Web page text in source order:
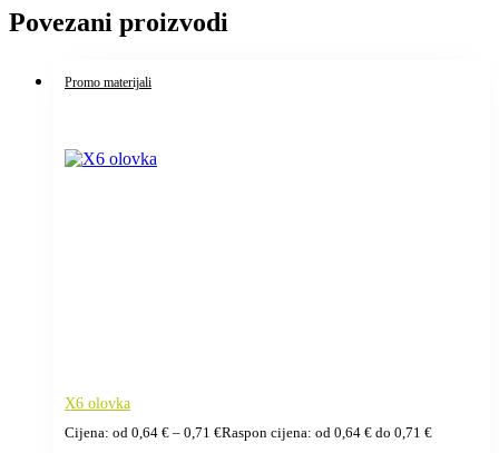
Povezani proizvodi
Promo materijali
X6 olovka
Cijena: od 0,64 € – 0,71 €Raspon cijena: od 0,64 € do 0,71 €